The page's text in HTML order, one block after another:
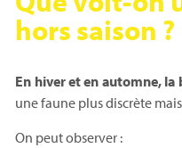
hors saison ?
En hiver et en automne,
une faune plus discrète
On peut observer :